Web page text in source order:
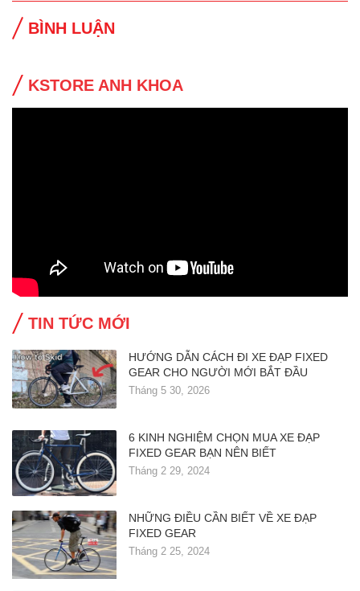
BÌNH LUẬN
KSTORE ANH KHOA
TIN TỨC MỚI
HƯỚNG DẪN CÁCH ĐI XE ĐẠP FIXED
GEAR CHO NGƯỜI MỚI BẮT ĐẦU
Tháng 5 30, 2026
6 KINH NGHIỆM CHỌN MUA XE ĐẠP
FIXED GEAR BẠN NÊN BIẾT
Tháng 2 29, 2024
NHỮNG ĐIỀU CẦN BIẾT VỀ XE ĐẠP
FIXED GEAR
Tháng 2 25, 2024